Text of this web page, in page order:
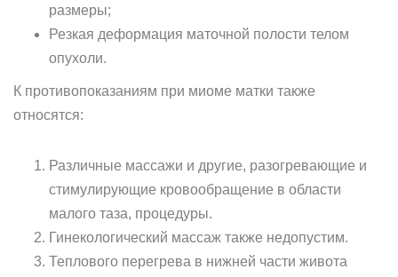
размеры;
Резкая деформация маточной полости телом
опухоли.
К противопоказаниям при миоме матки также
относятся:
Различные массажи и другие, разогревающие и
стимулирующие кровообращение в области
малого таза, процедуры.
Гинекологический массаж также недопустим.
Теплового перегрева в нижней части живота